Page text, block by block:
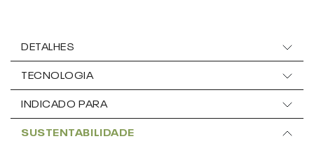
DETALHES
TECNOLOGIA
INDICADO PARA
SUSTENTABILIDADE